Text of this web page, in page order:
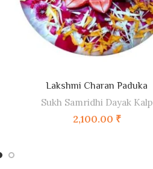
ADD TO CART
Lakshmi Charan Paduka
Sukh Samridhi Dayak Kalp
2,100.00 ₹